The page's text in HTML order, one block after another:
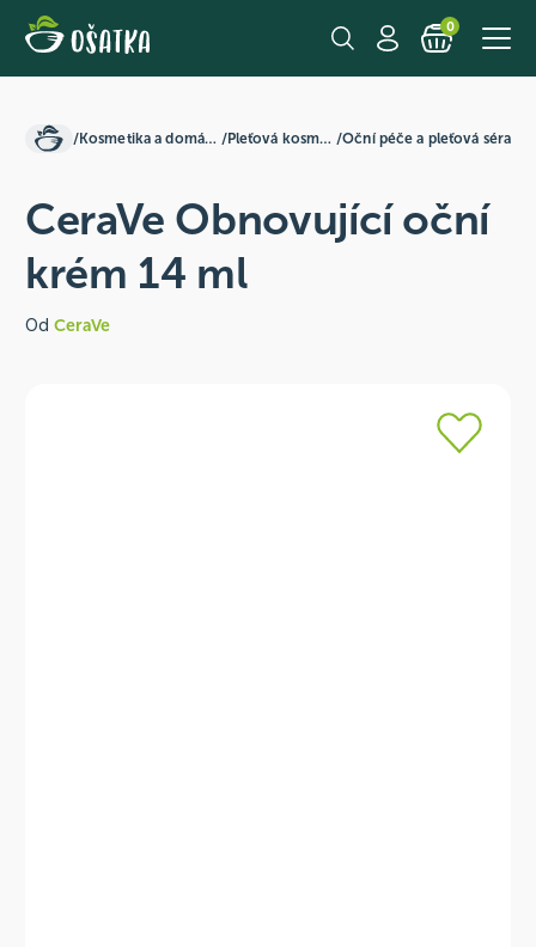
0
/ Kosmetika a domácnost / Pleťová kosmetika /Oční péče a pleťová séra
CeraVe Obnovující oční
krém 14 ml
Od CeraVe